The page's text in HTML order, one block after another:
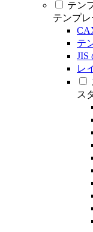
テン
テンプ
テ
JIS
レ
ス